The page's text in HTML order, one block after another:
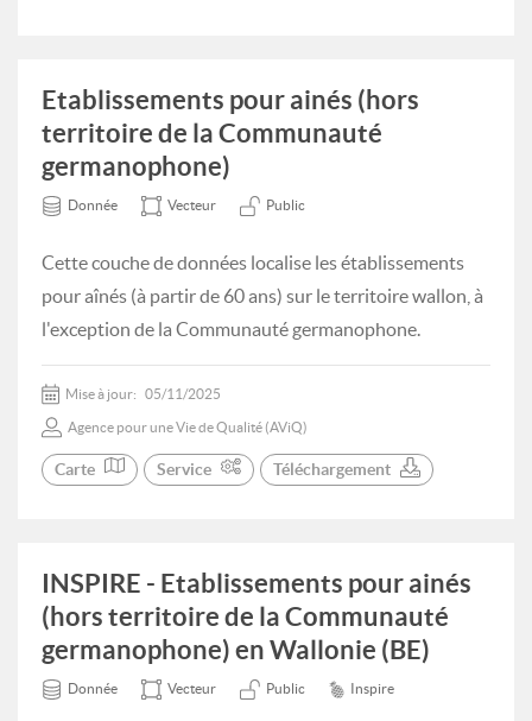
Etablissements pour ainés (hors
territoire de la Communauté
germanophone)
Donnée Vecteur Public
Cette couche de données localise les établissements
pour aînés (à partir de 60 ans) sur le territoire wallon, à
l'exception de la Communauté germanophone.
Mise à jour: 05/11/2025
Agence pour une Vie de Qualité (AViQ)
Carte Service Téléchargement
INSPIRE - Etablissements pour ainés
(hors territoire de la Communauté
germanophone) en Wallonie (BE)
Donnée Vecteur Public Inspire